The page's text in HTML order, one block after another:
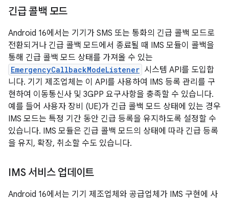
긴급 콜백 모드
Android 16에서는 기기가 SMS 또는 통화의 긴급 콜백 모드로
전환되거나 긴급 콜백 모드에서 종료될 때 IMS 모듈이 콜백을
통해 긴급 콜백 모드 상태를 가져올 수 있는
EmergencyCallbackModeListener 시스템 API를 도입합
니다. 기기 제조업체는 이 API를 사용하여 IMS 등록 관리를 구
현하여 이동통신사 및 3GPP 요구사항을 충족할 수 있습니다.
예를 들어 사용자 장비 (UE)가 긴급 콜백 모드 상태에 있는 경우
IMS 모드는 특정 기간 동안 긴급 등록을 유지하도록 설정할 수
있습니다. IMS 모듈은 긴급 콜백 모드의 상태에 따라 긴급 등록
을 유지, 확장, 취소할 수도 있습니다.
IMS 서비스 업데이트
Android 16에서는 기기 제조업체와 공급업체가 IMS 구현에 사